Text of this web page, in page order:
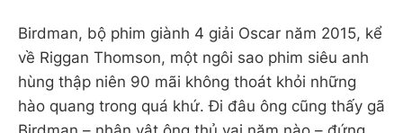
Birdman, bộ phim giành 4 giải Oscar năm 2015, kể
về Riggan Thomson, một ngôi sao phim siêu anh
hùng thập niên 90 mãi không thoát khỏi những
hào quang trong quá khứ. Đi đâu ông cũng thấy gã